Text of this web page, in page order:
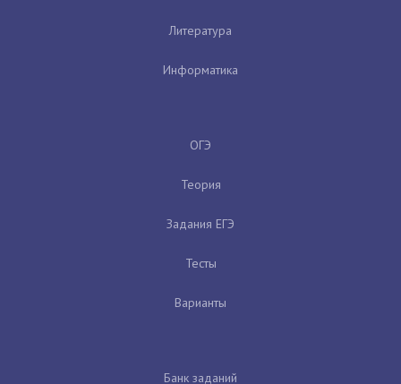
Литература
Информатика
ОГЭ
Теория
Задания ЕГЭ
Тесты
Варианты
Банк заданий